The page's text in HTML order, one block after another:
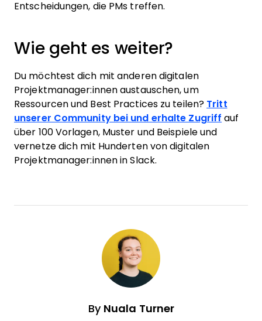
Entscheidungen, die PMs treffen.
Wie geht es weiter?
Du möchtest dich mit anderen digitalen
Projektmanager:innen austauschen, um
Ressourcen und Best Practices zu teilen? Tritt
unserer Community bei und erhalte Zugriff auf
über 100 Vorlagen, Muster und Beispiele und
vernetze dich mit Hunderten von digitalen
Projektmanager:innen in Slack.
By Nuala Turner